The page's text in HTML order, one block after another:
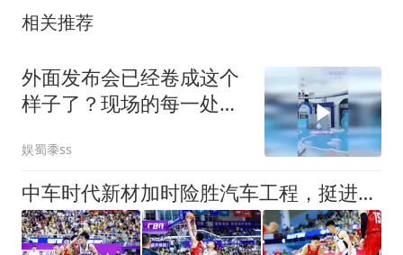
相关推荐
外面发布会已经卷成这个
样子了？现场的每一处都
娱蜀黍ss
中车时代新材加时险胜汽车工程，挺进四强！